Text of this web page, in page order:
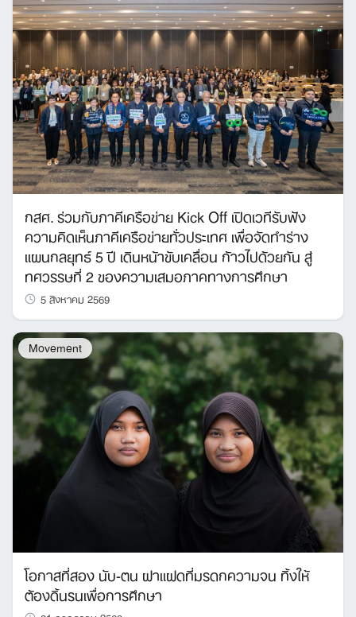
กสศ. ร่วมกับภาคีเครือข่าย Kick Off เปิดเวทีรับฟัง
ความคิดเห็นภาคีเครือข่ายทั่วประเทศ เพื่อจัดทำร่าง
แผนกลยุทธ์ 5 ปี เดินหน้าขับเคลื่อน ก้าวไปด้วยกัน สู่
ทศวรรษที่ 2 ของความเสมอภาคทางการศึกษา
5 สิงหาคม 2569
Movement
โอกาสที่สอง นับ-ตน ฝาแฝดที่มรดกความจน ทิ้งให้
ต้องดิ้นรนเพื่อการศึกษา